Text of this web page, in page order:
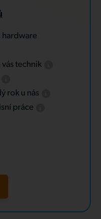
hardware
technik
rok u nás
práce